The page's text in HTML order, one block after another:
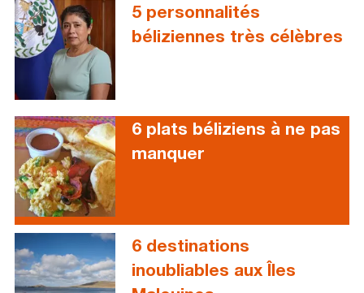
5 personnalités
béliziennes très célèbres
6 plats béliziens à ne pas
manquer
6 destinations
inoubliables aux Îles